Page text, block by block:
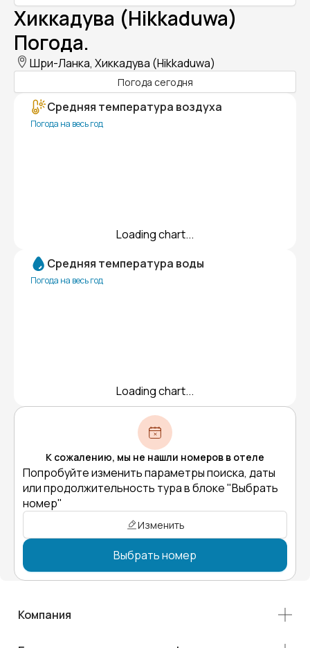
Хиккадува (Hikkaduwa)
Погода.
Шри-Ланка, Хиккадува (Hikkaduwa)
Погода сегодня
Средняя температура воздуха
Погода на весь год
Loading chart...
Средняя температура воды
Погода на весь год
Loading chart...
К сожалению, мы не нашли номеров в отеле
Попробуйте изменить параметры поиска, даты
или продолжительность тура в блоке "Выбрать
номер"
Изменить
Выбрать номер
Компания